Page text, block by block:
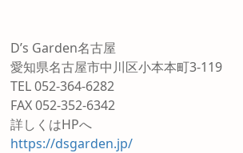
D’s Garden名古屋
愛知県名古屋市中川区小本本町3-119
TEL 052-364-6282
FAX 052-352-6342
詳しくはHPへ
https://dsgarden.jp/